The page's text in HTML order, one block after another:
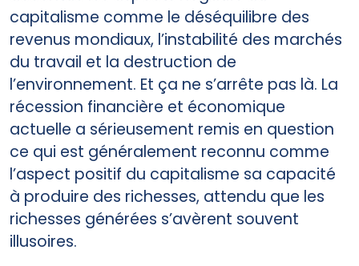
capitalisme comme le déséquilibre des
revenus mondiaux, l’instabilité des marchés
du travail et la destruction de
l’environnement. Et ça ne s’arrête pas là. La
récession financière et économique
actuelle a sérieusement remis en question
ce qui est généralement reconnu comme
l’aspect positif du capitalisme sa capacité
à produire des richesses, attendu que les
richesses générées s’avèrent souvent
illusoires.